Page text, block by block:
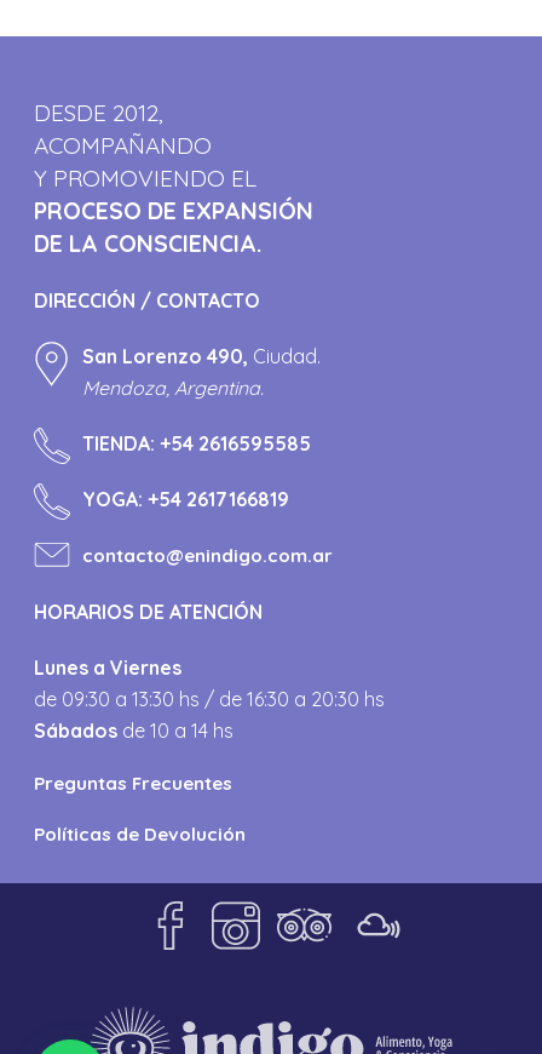
DESDE 2012,
ACOMPAÑANDO
Y PROMOVIENDO EL
PROCESO DE EXPANSIÓN
DE LA CONSCIENCIA.
DIRECCIÓN / CONTACTO
San Lorenzo 490, Ciudad.
Mendoza, Argentina.
TIENDA:+54 2616595585
YOGA:+54 2617166819
contacto@enindigo.com.ar
HORARIOS DE ATENCIÓN
Lunes a Viernes
de 09:30 a 13:30 hs / de 16:30 a 20:30 hs
Sábados de 10 a 14 hs
Preguntas Frecuentes
Políticas de Devolución